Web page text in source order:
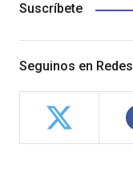
Suscríbete
Seguinos en Redes